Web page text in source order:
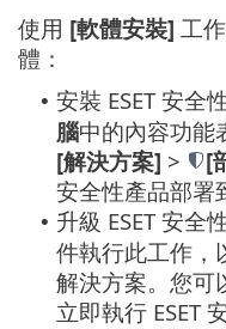
使用 [軟體安裝] 工
體：
• 安裝 ESET 安全
腦中的內容功能
[解決方案] > [
安全性產品部署
• 升級 ESET 安全
件執行此工作，
解決方案。您可
立即執行 ESET